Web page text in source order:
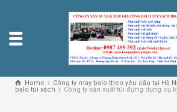
Home Công ty may balo theo yêu cầu tại Hà
balo túi xách
Công ty sản xuất túi đựng dụng cụ